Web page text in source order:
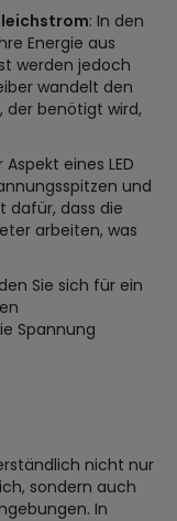
: In den
Energie aus
werden jedoch
wandelt den
benötigt wird,
eines LED
und
dafür, dass die
arbeiten, was
Sie sich für ein
Spannung
nicht nur
sondern auch
In